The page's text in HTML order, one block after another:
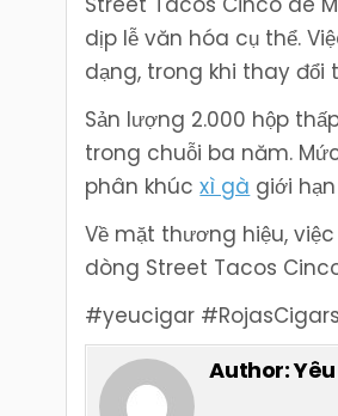
dịp lễ văn hóa cụ thể.
dạng, trong khi thay đổi
Sản lượng 2.000 hộp
trong chuỗi ba năm.
phân khúcxì gà giới
Về mặt thương hiệu,
dòng Street Tacos
#yeucigar
Author: